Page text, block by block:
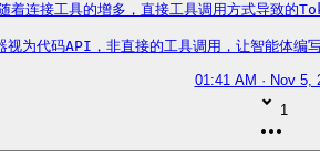
着连接工具的增多，直接工具调用方式导致的
器视为代码API，非直接的工具调用，让智能
01:41 AM · Nov 5,
1